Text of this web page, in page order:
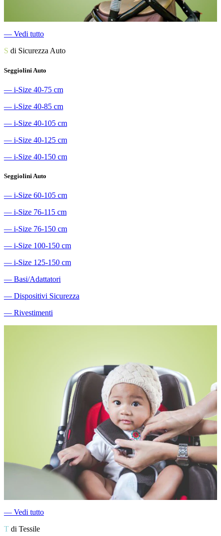
― Vedi tutto
S di Sicurezza Auto
Seggiolini Auto
― i-Size 40-75 cm
― i-Size 40-85 cm
― i-Size 40-105 cm
― i-Size 40-125 cm
― i-Size 40-150 cm
Seggiolini Auto
― i-Size 60-105 cm
― i-Size 76-115 cm
― i-Size 76-150 cm
― i-Size 100-150 cm
― i-Size 125-150 cm
― Basi/Adattatori
― Dispositivi Sicurezza
― Rivestimenti
― Vedi tutto
T di Tessile